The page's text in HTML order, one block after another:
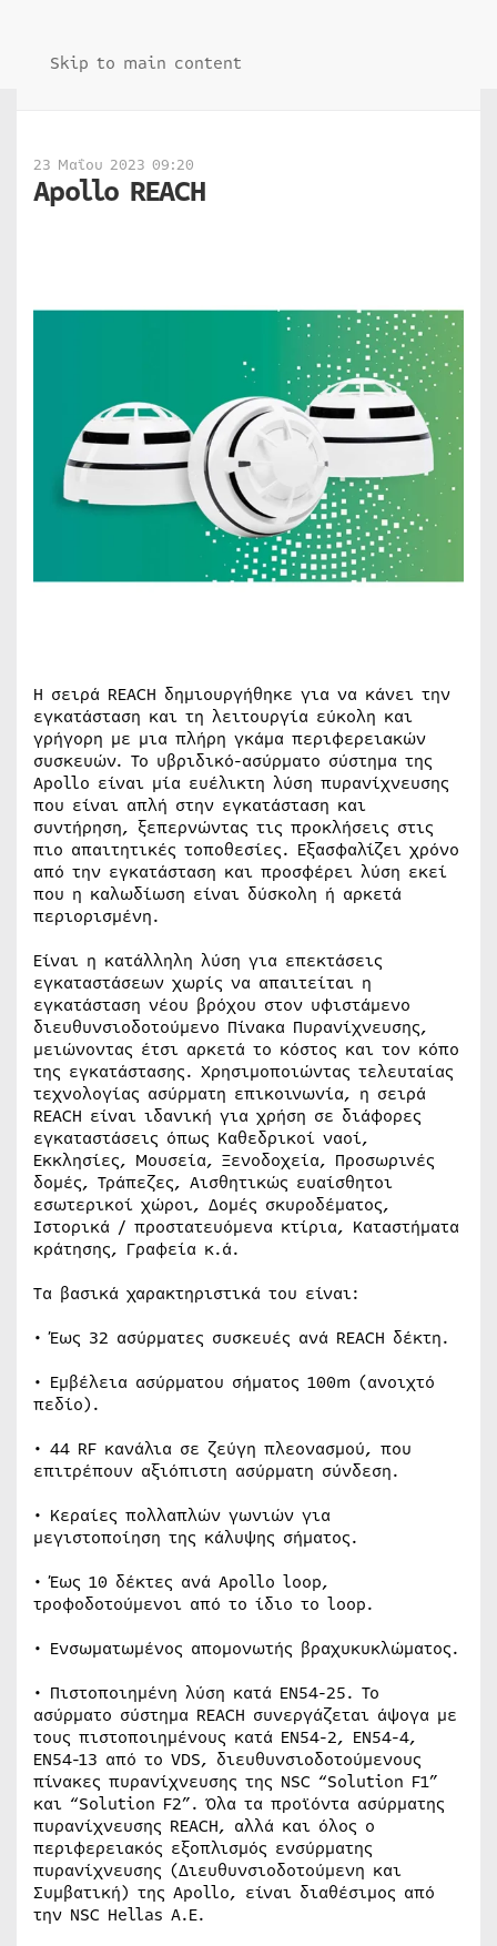
Skip to main content
23 Μαΐου 2023 09:20
Apollo REACH
Η σειρά REACH δημιουργήθηκε για να κάνει την
εγκατάσταση και τη λειτουργία εύκολη και
γρήγορη με μια πλήρη γκάμα περιφερειακών
συσκευών. Το υβριδικό-ασύρματο σύστημα της
Apollo είναι μία ευέλικτη λύση πυρανίχνευσης
που είναι απλή στην εγκατάσταση και
συντήρηση, ξεπερνώντας τις προκλήσεις στις
πιο απαιτητικές τοποθεσίες. Εξασφαλίζει χρόνο
από την εγκατάσταση και προσφέρει λύση εκεί
που η καλωδίωση είναι δύσκολη ή αρκετά
περιορισμένη.
Είναι η κατάλληλη λύση για επεκτάσεις
εγκαταστάσεων χωρίς να απαιτείται η
εγκατάσταση νέου βρόχου στον υφιστάμενο
διευθυνσιοδοτούμενο Πίνακα Πυρανίχνευσης,
μειώνοντας έτσι αρκετά το κόστος και τον κόπο
της εγκατάστασης. Χρησιμοποιώντας τελευταίας
τεχνολογίας ασύρματη επικοινωνία, η σειρά
REACH είναι ιδανική για χρήση σε διάφορες
εγκαταστάσεις όπως Καθεδρικοί ναοί,
Εκκλησίες, Μουσεία, Ξενοδοχεία, Προσωρινές
δομές, Τράπεζες, Αισθητικώς ευαίσθητοι
εσωτερικοί χώροι, Δομές σκυροδέματος,
Ιστορικά / προστατευόμενα κτίρια, Καταστήματα
κράτησης, Γραφεία κ.ά.
Τα βασικά χαρακτηριστικά του είναι:
• Έως 32 ασύρματες συσκευές ανά REACH δέκτη.
• Εμβέλεια ασύρματου σήματος 100m (ανοιχτό
πεδίο).
• 44 RF κανάλια σε ζεύγη πλεονασμού, που
επιτρέπουν αξιόπιστη ασύρματη σύνδεση.
• Κεραίες πολλαπλών γωνιών για
μεγιστοποίηση της κάλυψης σήματος.
• Έως 10 δέκτες ανά Apollo loop,
τροφοδοτούμενοι από το ίδιο το loop.
• Ενσωματωμένος απομονωτής βραχυκυκλώματος.
• Πιστοποιημένη λύση κατά EN54-25. Το
ασύρματο σύστημα REACH συνεργάζεται άψογα με
τους πιστοποιημένους κατά ΕΝ54-2, ΕΝ54-4,
ΕΝ54-13 από το VDS, διευθυνσιοδοτούμενους
πίνακες πυρανίχνευσης της NSC “Solution F1”
και “Solution F2”. Όλα τα προϊόντα ασύρματης
πυρανίχνευσης REACH, αλλά και όλος ο
περιφερειακός εξοπλισμός ενσύρματης
πυρανίχνευσης (Διευθυνσιοδοτούμενη και
Συμβατική) της Apollo, είναι διαθέσιμος από
την NSC Hellas A.E.